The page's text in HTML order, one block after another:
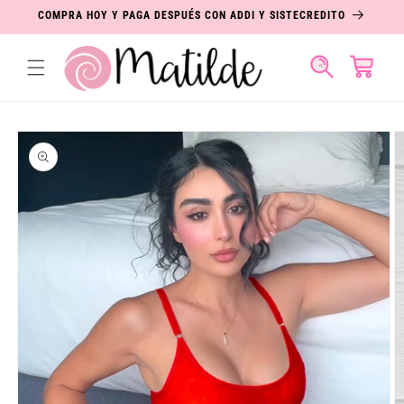
DIRECTAMENTE
AL CONTENIDO
COMPRA HOY Y PAGA DESPUÉS CON ADDI Y SISTECREDITO
Carrito
DIRECTAMENTE
A LA
INFORMACIÓN